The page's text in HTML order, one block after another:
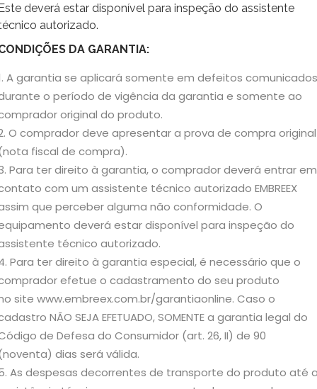
deverá estar disponível para inspeção do assistente
autorizado.
DA GARANTIA:
A garantia se aplicará somente em defeitos comunicados
o período de vigência da garantia e somente ao
original do produto.
O comprador deve apresentar a prova de compra original
fiscal de compra).
Para ter direito à garantia, o comprador deverá entrar em
com um assistente técnico autorizado EMBREEX
que perceber alguma não conformidade. O
deverá estar disponível para inspeção do
técnico autorizado.
Para ter direito à garantia especial, é necessário que o
efetue o cadastramento do seu produto
site www.embreex.com.br/garantiaonline. Caso o
NÃO SEJA EFETUADO, SOMENTE a garantia legal do
de Defesa do Consumidor (art. 26, II) de 90
dias será válida.
As despesas decorrentes de transporte do produto até